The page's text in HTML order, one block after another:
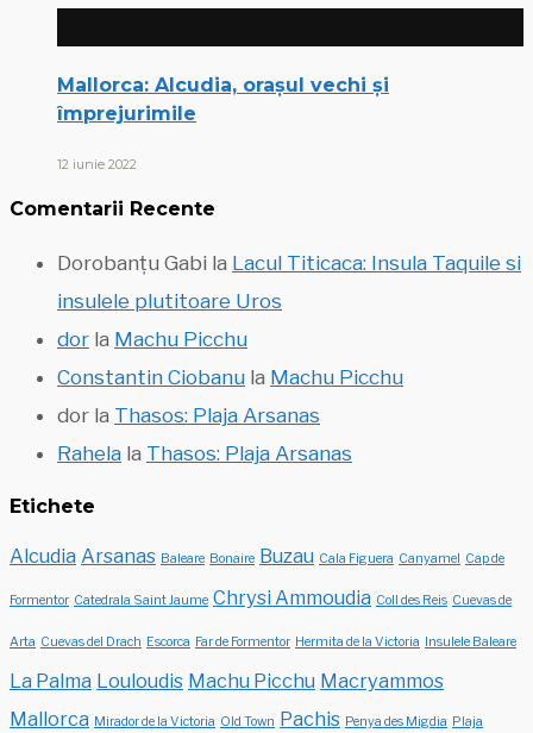
Mallorca: Alcudia, orașul vechi și
împrejurimile
12 iunie 2022
Comentarii Recente
Dorobanțu Gabi la Lacul Titicaca: Insula Taquile si
insulele plutitoare Uros
dor la Machu Picchu
Constantin Ciobanu la Machu Picchu
dor la Thasos: Plaja Arsanas
Rahela la Thasos: Plaja Arsanas
Etichete
Alcudia Arsanas Baleare Bonaire Buzau Cala Figuera Canyamel Cap de
Formentor Catedrala Saint Jaume Chrysi Ammoudia Coll des Reis Cuevas de
Arta Cuevas del Drach Escorca Far de Formentor Hermita de la Victoria Insulele Baleare
La Palma Louloudis Machu Picchu Macryammos
Mallorca Mirador de la Victoria Old Town Pachis Penya des Migdia Plaja